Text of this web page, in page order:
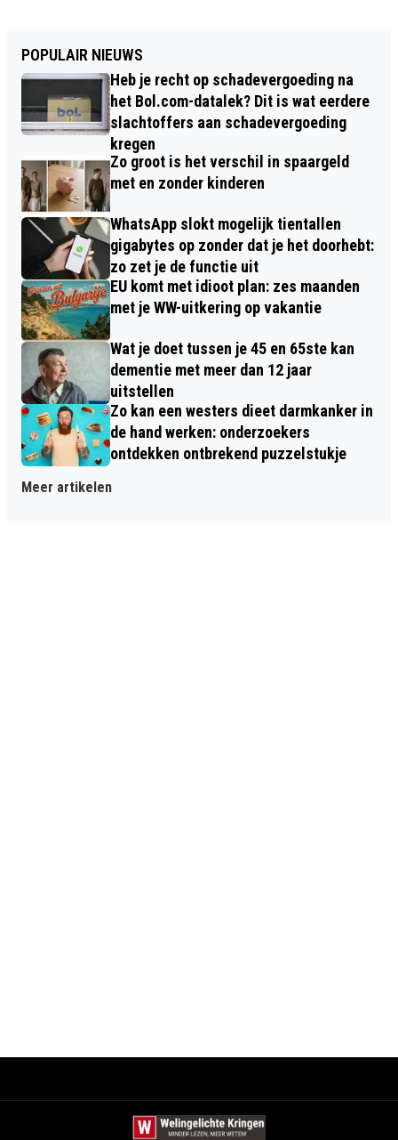
POPULAIR NIEUWS
Heb je recht op schadevergoeding na
het Bol.com-datalek? Dit is wat eerdere
slachtoffers aan schadevergoeding
kregen
Zo groot is het verschil in spaargeld
met en zonder kinderen
WhatsApp slokt mogelijk tientallen
gigabytes op zonder dat je het doorhebt:
zo zet je de functie uit
EU komt met idioot plan: zes maanden
met je WW-uitkering op vakantie
Wat je doet tussen je 45 en 65ste kan
dementie met meer dan 12 jaar
uitstellen
Zo kan een westers dieet darmkanker in
de hand werken: onderzoekers
ontdekken ontbrekend puzzelstukje
Meer artikelen